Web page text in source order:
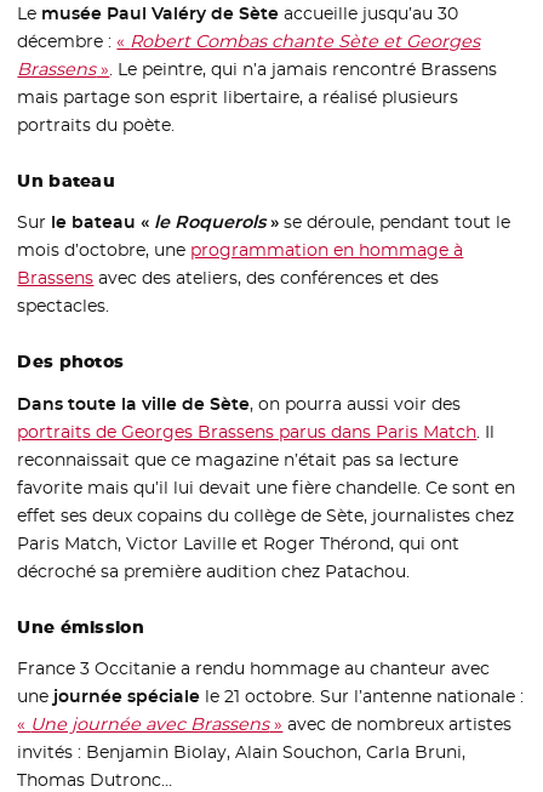
Le musée Paul Valéry de Sète accueille jusqu’au 30
décembre :« Robert Combas chante Sète et Georges
Brassens»- Nouvelle fenêtre
. Le peintre, qui n’a jamais rencontré Brassens
mais partage son esprit libertaire, a réalisé plusieurs
portraits du poète.
Un bateau
Sur le bateau « le Roquerols» se déroule, pendant tout le
mois d’octobre, une programmation en hommage à
Brassens - Nouvelle fenêtre
avec des ateliers, des conférences et des
spectacles.
Des photos
Dans toute la ville de Sète, on pourra aussi voir des
portraits de Georges Brassens parus dans Paris Match-
. Il
reconnaissait que ce magazine n’était pas sa lecture
favorite mais qu’il lui devait une fière chandelle. Ce sont en
effet ses deux copains du collège de Sète, journalistes chez
Paris Match, Victor Laville et Roger Thérond, qui ont
décroché sa première audition chez Patachou.
Une émission
France 3 Occitanie a rendu hommage au chanteur avec
une journée spéciale le 21 octobre. Sur l’antenne nationale :
« Une journée avec Brassens» - Nouvelle fenêtre
avec de nombreux artistes
invités : Benjamin Biolay, Alain Souchon, Carla Bruni,
Thomas Dutronc…